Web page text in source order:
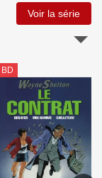
Voir la série
BD